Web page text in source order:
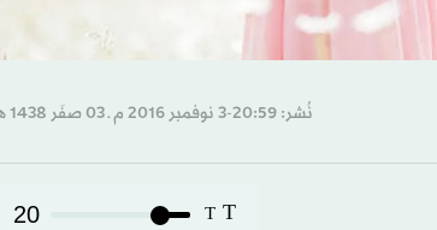
نُشر: 20:59-3 نوفمبر 2016 م ـ 03 صفَر 1438 هـ
T
T
20